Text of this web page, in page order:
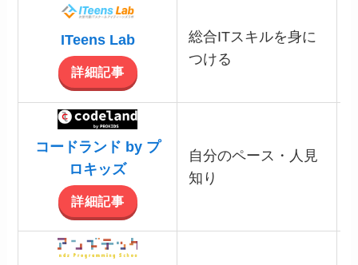
ITeens Lab
詳細記事
総合ITスキルを身に
つける
コードランド by プ
ロキッズ
詳細記事
自分のペース・人見
知り